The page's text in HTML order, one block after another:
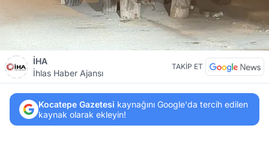
İHA
İhlas Haber Ajansı
TAKİP ET
Kocatepe Gazetesi kaynağını Google'da tercih edilen
kaynak olarak ekleyin!